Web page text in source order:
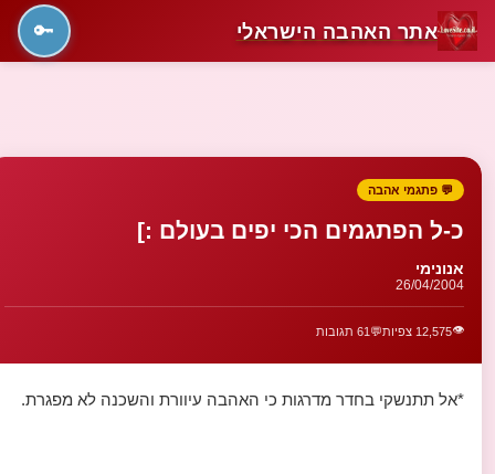
אתר האהבה הישראלי 🔑
💬 פתגמי אהבה
כ-ל הפתגמים הכי יפים בעולם :]
אנונימי
26/04/2004
👁️12,575 צפיות 💬 61 תגובות
*אל תתנשקי בחדר מדרגות כי האהבה עיוורת והשכנה לא מפגרת.